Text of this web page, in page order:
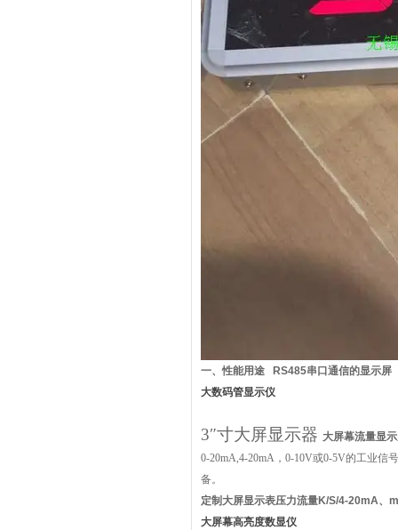
一、性能用途
RS485串口通信的显示屏
大数码管显示仪
3″寸大屏显示器 大屏幕流量显
0-20mA,4-20mA ， 0-10V或0-5V的工业信
备。
定制大屏显示表压力流量K/S/4-20mA、
大屏幕高亮度数显仪